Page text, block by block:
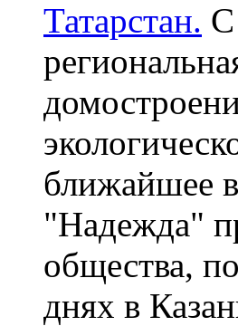
Татарстан. С
ближайшее
"Надежда"
общества,
днях в